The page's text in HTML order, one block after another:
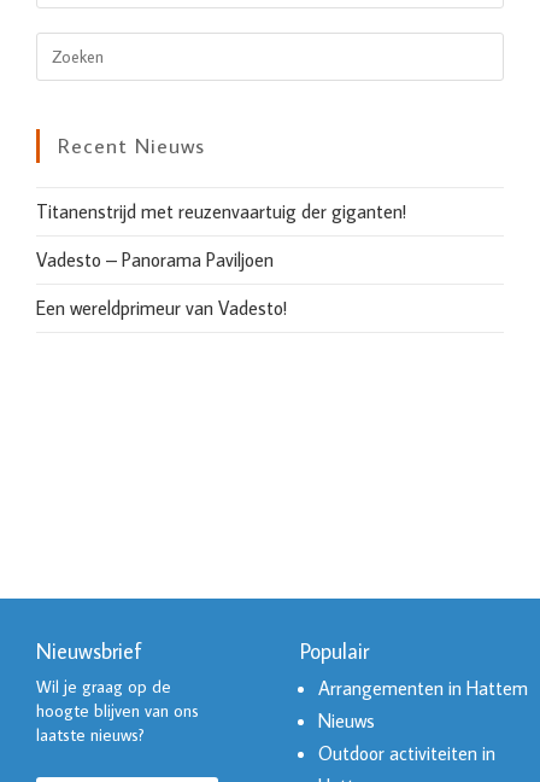
Recent Nieuws
Titanenstrijd met reuzenvaartuig der giganten!
Vadesto – Panorama Paviljoen
Een wereldprimeur van Vadesto!
Nieuwsbrief
Wil je graag op de
hoogte blijven van ons
laatste nieuws?
Populair
Arrangementen in Hattem
Nieuws
Outdoor activiteiten in